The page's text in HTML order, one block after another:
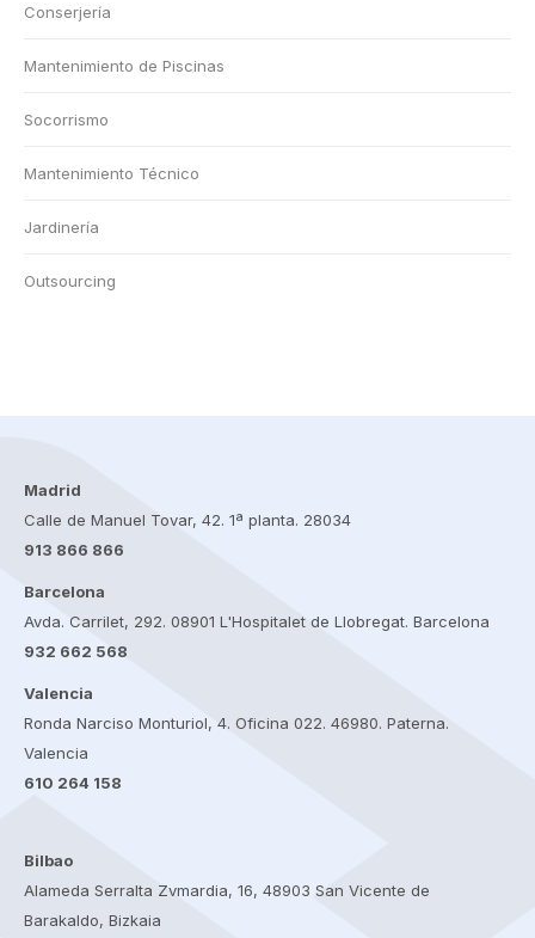
Conserjería
Mantenimiento de Piscinas
Socorrismo
Mantenimiento Técnico
Jardinería
Outsourcing
Madrid
Calle de Manuel Tovar, 42. 1ª planta. 28034
913 866 866
Barcelona
Avda. Carrilet, 292. 08901 L'Hospitalet de Llobregat. Barcelona
932 662 568
Valencia
Ronda Narciso Monturiol, 4. Oficina 022. 46980. Paterna.
Valencia
610 264 158
Bilbao
Alameda Serralta Zvmardia, 16, 48903 San Vicente de
Barakaldo, Bizkaia